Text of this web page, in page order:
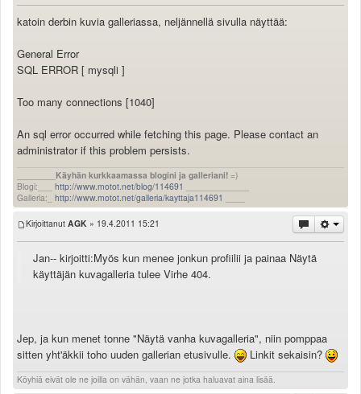
katoin derbin kuvia galleriassa, neljännellä sivulla näyttää:
General Error
SQL ERROR [ mysqli ]
Too many connections [1040]
An sql error occurred while fetching this page. Please contact an
administrator if this problem persists.
Käyhän kurkkaamassa blogini ja galleriani! =)
Blogi:___ http://www.motot.net/blog/114691
Galleria:_ http://www.motot.net/galleria/kayttaja114691
Kirjoittanut AGK » 19.4.2011 15:21
Jan-- kirjoitti:Myös kun menee jonkun profiilii ja painaa Näytä
käyttäjän kuvagalleria tulee Virhe 404.
Jep, ja kun menet tonne "Näytä vanha kuvagalleria", niin pomppaa
sitten yht'äkkii toho uuden gallerian etusivulle.
Linkit sekaisin?
Köyhiä eivät ole ne joilla on vähän, vaan ne jotka haluavat aina lisää.